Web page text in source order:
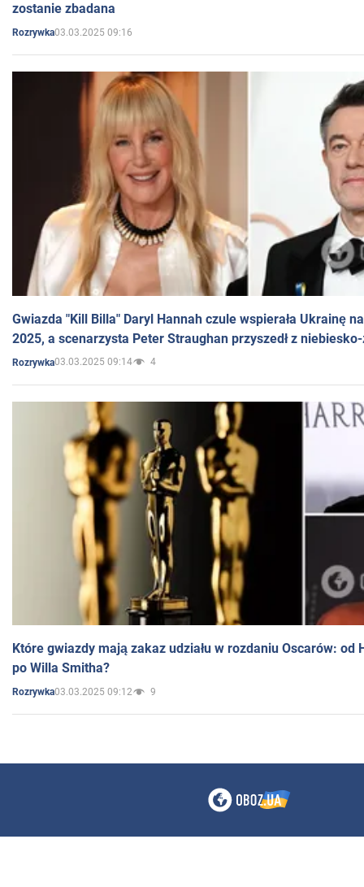
zostanie zbadana
Rozrywka03.03.2025 09:16
Gwiazda "Kill Billa" Daryl Hannah czule wspierała Ukrainę
2025, a scenarzysta Peter Straughan przyszedł z
Rozrywka03.03.2025 09:14 4
Które gwiazdy mają zakaz udziału w rozdaniu Oscarów: od
po Willa Smitha?
Rozrywka03.03.2025 09:12 9